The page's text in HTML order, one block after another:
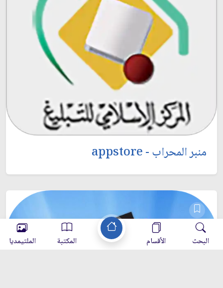
منبر المحراب - appstore
البحث الأقسام المكتبة الملتيمديا